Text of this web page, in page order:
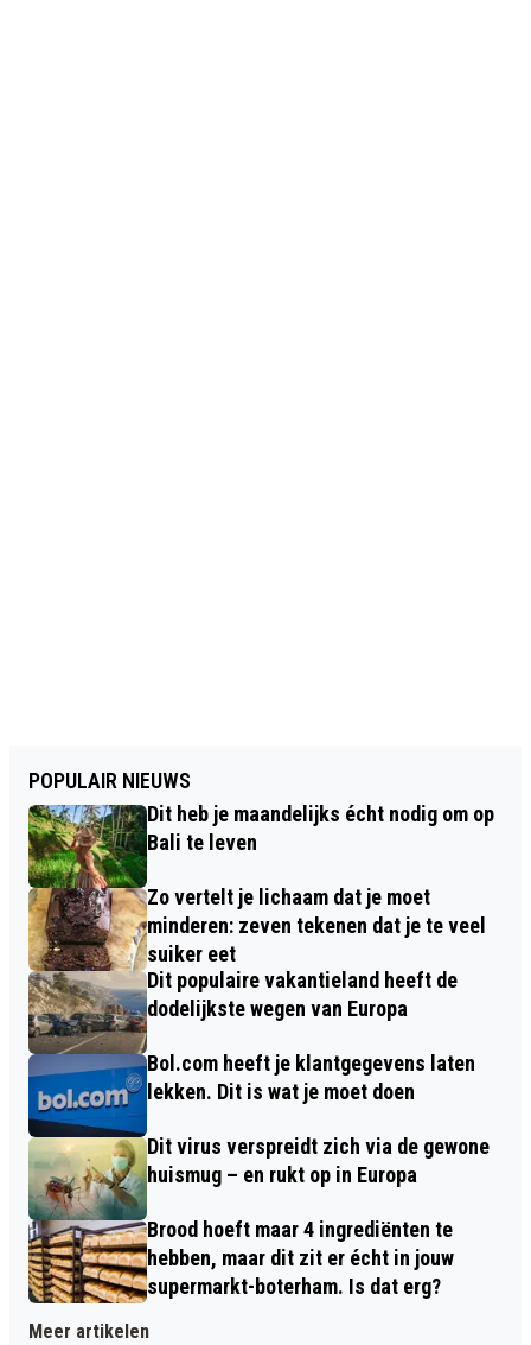
POPULAIR NIEUWS
Dit heb je maandelijks écht nodig om op
Bali te leven
Zo vertelt je lichaam dat je moet
minderen: zeven tekenen dat je te veel
suiker eet
Dit populaire vakantieland heeft de
dodelijkste wegen van Europa
Bol.com heeft je klantgegevens laten
lekken. Dit is wat je moet doen
Dit virus verspreidt zich via de gewone
huismug – en rukt op in Europa
Brood hoeft maar 4 ingrediënten te
hebben, maar dit zit er écht in jouw
supermarkt-boterham. Is dat erg?
Meer artikelen